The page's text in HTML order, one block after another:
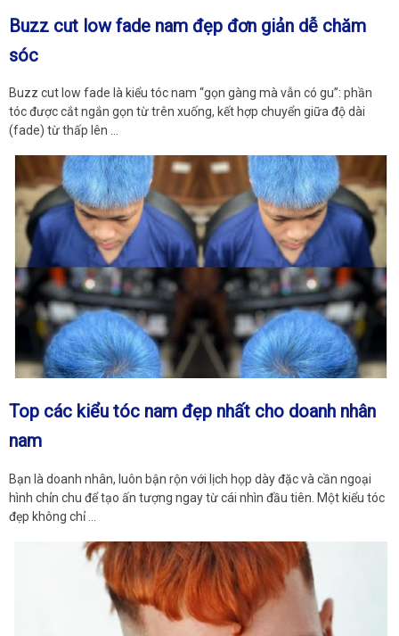
Buzz cut low fade nam đẹp đơn giản dễ chăm
sóc
Buzz cut low fade là kiểu tóc nam “gọn gàng mà vẫn có gu”: phần
tóc được cắt ngắn gọn từ trên xuống, kết hợp chuyển giữa độ dài
(fade) từ thấp lên …
Top các kiểu tóc nam đẹp nhất cho doanh nhân
nam
Bạn là doanh nhân, luôn bận rộn với lịch họp dày đặc và cần ngoại
hình chỉn chu để tạo ấn tượng ngay từ cái nhìn đầu tiên. Một kiểu tóc
đẹp không chỉ …